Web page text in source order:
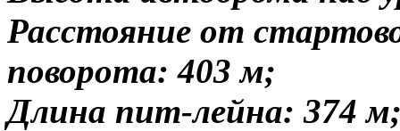
Расстояние от
поворота: 403 м;
Длина пит-лейна: 374